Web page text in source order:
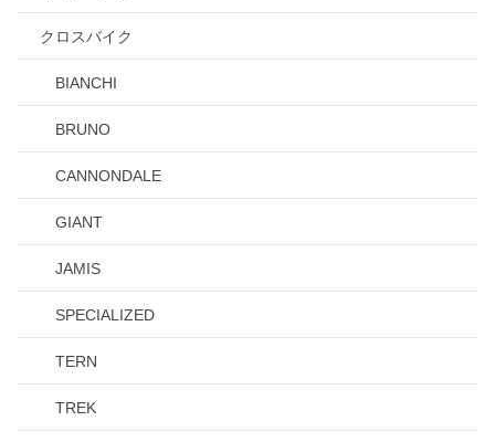
クロスバイク
BIANCHI
BRUNO
CANNONDALE
GIANT
JAMIS
SPECIALIZED
TERN
TREK